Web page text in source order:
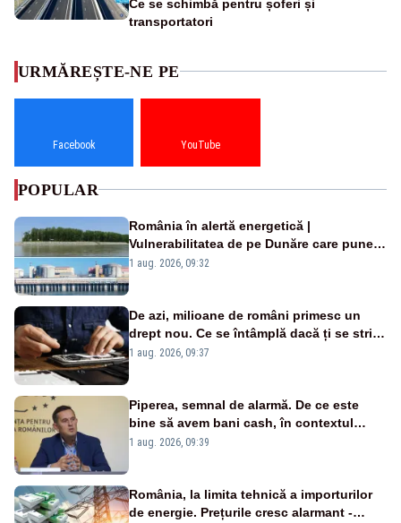
Ce se schimbă pentru șoferi și
transportatori
URMĂREȘTE-NE PE
Facebook YouTube
POPULAR
România în alertă energetică |
Vulnerabilitatea de pe Dunăre care pune
în pericol Centrala Cernavodă era
1 aug. 2026, 09:32
De azi, milioane de români primesc un
drept nou. Ce se întâmplă dacă ți se strică
un produs
1 aug. 2026, 09:37
Piperea, semnal de alarmă. De ce este
bine să avem bani cash, în contextul
alertei energetice?
1 aug. 2026, 09:39
România, la limita tehnică a importurilor
de energie. Prețurile cresc alarmant -